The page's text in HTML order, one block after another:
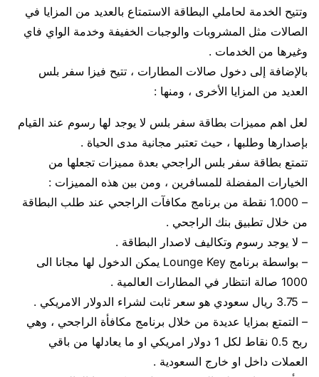
وتتيح الخدمة لحاملي البطاقة الاستمتاع بالعديد من المزايا في
الصالات مثل المشروبات والوجبات الخفيفة وخدمة الواي فاي
وغيرها من الخدمات .
بالإضافة إلى دخول صالات المطارات ، تتيح فيزا سفر بلس
العديد من المزايا الأخرى ، ومنها :
لعل اهم مميزات بطاقة سفر بلس لا يوجد لها رسوم عند القيام
بإصدارها وطلبها ، حيث تعتبر مجانية مدى الحياة .
تتمتع بطاقة سفر بلس الراجحي بعدة مميزات تجعلها من
الخيارات المفضلة للمسافرين ، ومن بين هذه المميزات :
– 1.000 نقطة من برنامج مكافآت الراجحي عند طلب البطاقة
من خلال تطبيق بنك الراجحي .
– لا يوجد رسوم وتكاليف لاصدار البطاقة .
– بواسطة برنامج Lounge Key يمكن الدخول لها مجانا الى
1000 صالة انتظار في المطارات العالمية .
– 3.75 ريال سعودي هو سعر ثابت لشراء الدولار الامريكي .
– التمتع بمزايا عديدة من خلال برنامج مكافأة الراجحي ، وهي
ربح 0.5 نقاط لكل 1 دولار امريكي او ما يعادلها من باقي
العملات داخل او خارج السعودية .